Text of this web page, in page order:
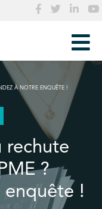
À NOTRE ENQUÊTE !
rechute
?
enquête !